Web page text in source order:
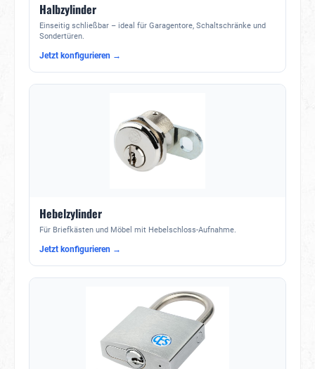
Halbzylinder
Einseitig schließbar – ideal für Garagentore, Schaltschränke und
Sondertüren.
Jetzt konfigurieren →
Hebelzylinder
Für Briefkästen und Möbel mit Hebelschloss-Aufnahme.
Jetzt konfigurieren →